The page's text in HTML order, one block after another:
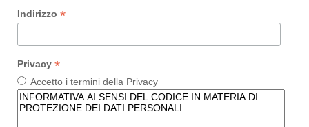
Indirizzo *
Privacy *
Accetto i termini della Privacy